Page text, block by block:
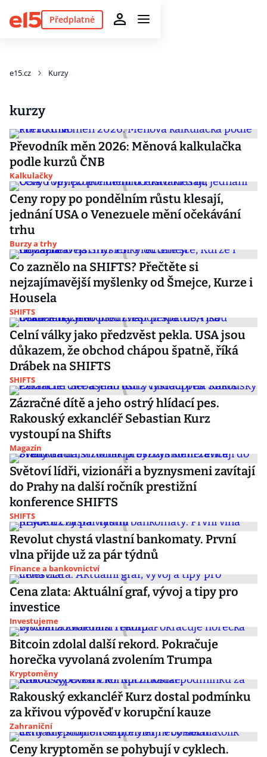
Předplatné
e15.cz Kurzy
kurzy
Převodník měn 2026: Měnová kalkulačka
podle kurzů ČNB
Kalkulačky
Ceny ropy po pondělním růstu klesají,
jednání USA o Venezuele mění očekávání
trhu
Burzy a trhy
Co zaznělo na SHIFTS? Přečtěte si
nejzajímavější myšlenky od Šmejce, Kurze i
Housela
SHIFTS
Celní války jako předzvěst pekla. USA jsou
důkazem, že obchod chápou špatně, říká
Drábek na SHIFTS
SHIFTS
Zázračné dítě a jeho ostrý hlídací pes.
Rakouský exkancléř Sebastian Kurz
vystoupí na Shifts
Magazín
Světoví lídři, vizionáři a byznysmeni zavítají
do Prahy na další ročník prestižní
konference SHIFTS
SHIFTS
Revolut chystá vlastní bankomaty. První
vlna přijde už za pár týdnů
Finance a bankovnictví
Cena zlata: Aktuální graf, vývoj a tipy pro
investice
Investujeme
Bitcoin zdolal další rekord. Pokračuje
horečka vyvolaná zvolením Trumpa
Kryptoměny
Rakouský exkancléř Kurz dostal podmínku
za křivou výpověď v korupční kauze
Zahraniční
Ceny kryptoměn se pohybují v cyklech.